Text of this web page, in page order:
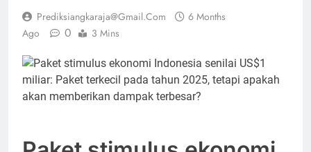
Prediksiangkaraja@gmail.com
6 Months
Ago
0 3 Mins